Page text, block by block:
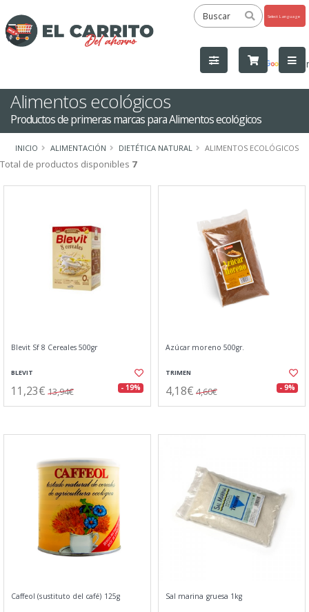
by
Alimentos ecológicos
Productos de primeras marcas para Alimentos ecológicos
INICIO ALIMENTACIÓN DIETÉTICA NATURAL ALIMENTOS ECOLÓGICOS
Total de productos disponibles 7
Blevit Sf 8 Cereales 500gr
BLEVIT
11,23€ 13,94€ - 19%
Azúcar moreno 500gr.
TRIMEN
4,18€ 4,60€ - 9%
Caffeol (sustituto del café) 125g Sal marina gruesa 1kg